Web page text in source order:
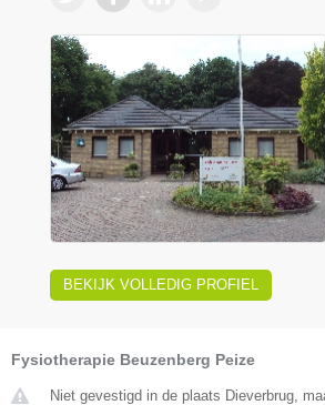
BEKIJK VOLLEDIG PROFIEL
Fysiotherapie Beuzenberg Peize
Niet gevestigd in de plaats Dieverbrug,